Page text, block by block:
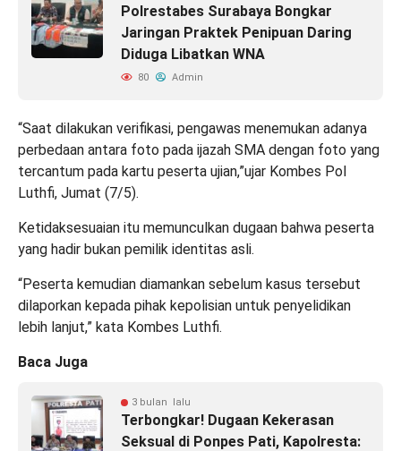
Polrestabes Surabaya Bongkar
Jaringan Praktek Penipuan Daring
Diduga Libatkan WNA
80 Admin
“Saat dilakukan verifikasi, pengawas menemukan adanya
perbedaan antara foto pada ijazah SMA dengan foto yang
tercantum pada kartu peserta ujian,”ujar Kombes Pol
Luthfi, Jumat (7/5).
Ketidaksesuaian itu memunculkan dugaan bahwa peserta
yang hadir bukan pemilik identitas asli.
“Peserta kemudian diamankan sebelum kasus tersebut
dilaporkan kepada pihak kepolisian untuk penyelidikan
lebih lanjut,” kata Kombes Luthfi.
Baca Juga
3 bulan lalu
Terbongkar! Dugaan Kekerasan
Seksual di Ponpes Pati, Kapolresta: